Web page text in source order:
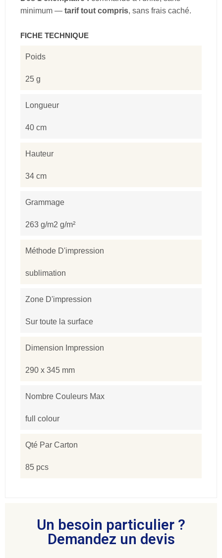
minimum — tarif tout compris, sans frais caché.
FICHE TECHNIQUE
Poids
25 g
Longueur
40 cm
Hauteur
34 cm
Grammage
263 g/m2 g/m²
Méthode D'impression
sublimation
Zone D'impression
Sur toute la surface
Dimension Impression
290 x 345 mm
Nombre Couleurs Max
full colour
Qté Par Carton
85 pcs
Un besoin particulier ?
Demandez un devis